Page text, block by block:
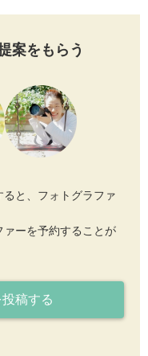
案をもらう
と、フォトグラファ
ーを予約することが
稿する